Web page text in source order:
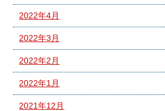
2022年4月
2022年3月
2022年2月
2022年1月
2021年12月